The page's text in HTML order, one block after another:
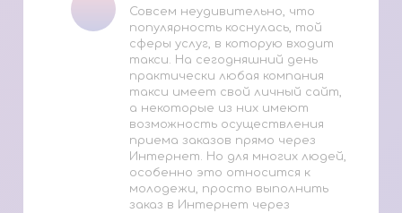
Совсем неудивительно, что
популярность коснулась, той
сферы услуг, в которую входит
такси. На сегодняшний день
практически любая компания
такси имеет свой личный сайт,
а некоторые из них имеют
возможность осуществления
приема заказов прямо через
Интернет. Но для многих людей,
особенно это относится к
молодежи, просто выполнить
заказ в Интернет через